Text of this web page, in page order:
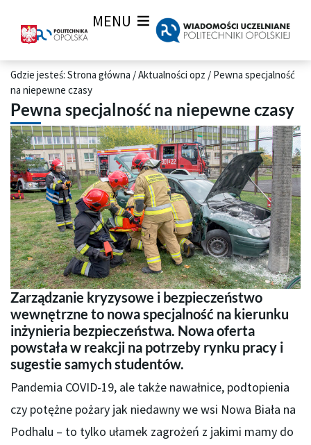
MENU
Gdzie jesteś: Strona główna /Aktualności opz / Pewna specjalność
na niepewne czasy
Pewna specjalność na niepewne czasy
Zarządzanie kryzysowe i bezpieczeństwo
wewnętrzne to nowa specjalność na kierunku
inżynieria bezpieczeństwa. Nowa oferta
powstała w reakcji na potrzeby rynku pracy i
sugestie samych studentów.
Pandemia COVID-19, ale także nawałnice, podtopienia
czy potężne pożary jak niedawny we wsi Nowa Biała na
Podhalu – to tylko ułamek zagrożeń z jakimi mamy do